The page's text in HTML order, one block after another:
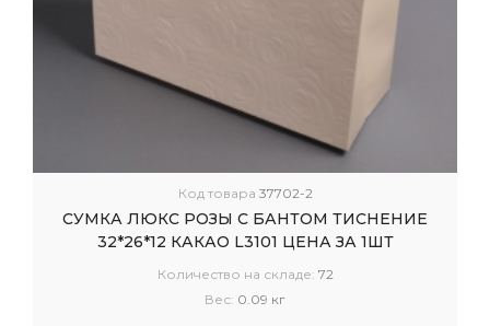
Код товара 37702-2
СУМКА ЛЮКС РОЗЫ С БАНТОМ ТИСНЕНИЕ
32*26*12 КАКАО L3101 ЦЕНА ЗА 1ШТ
Количество на складе: 72
Вес: 0.09 кг